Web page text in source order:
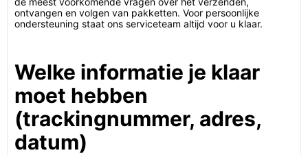
ontvangen en volgen van pakketten. Voor persoonlijke
ondersteuning staat ons serviceteam altijd voor u klaar.
Welke informatie je klaar
moet hebben
(trackingnummer, adres,
datum)